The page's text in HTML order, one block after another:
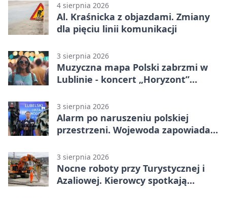
4 sierpnia 2026
Al. Kraśnicka z objazdami. Zmiany
dla pięciu linii komunikacji
3 sierpnia 2026
Muzyczna mapa Polski zabrzmi w
Lublinie - koncert „Horyzont”
3 sierpnia 2026
Alarm po naruszeniu polskiej
przestrzeni. Wojewoda zapowiada
3 sierpnia 2026
Nocne roboty przy Turystycznej i
Azaliowej. Kierowcy spotkają